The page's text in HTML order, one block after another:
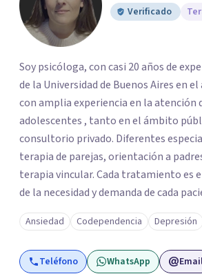
Verificado
Soy psicóloga, con casi 20 años de
de la Universidad de Buenos Aires en
con amplia experiencia en la atención
adolescentes , tanto en el ámbito
consultorio privado. Diferentes
terapia de parejas, orientación a
terapia vincular. Cada tratamiento es
de la necesidad y demanda de cada
ambos vamos ejercer un papel activo
la terapia. Para ello utilizo recursos
flexibles, adaptados al momento y
persona.
Ansiedad Codependencia Depresión
Teléfono WhatsApp